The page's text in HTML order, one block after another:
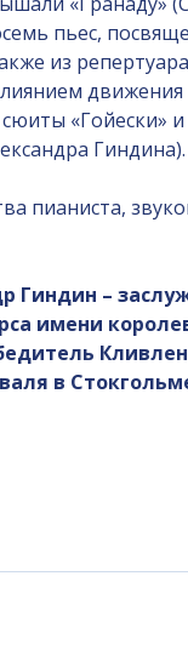
пьес,
из
«Гойески»
Гиндина).
пианиста,
Гиндин –
имени
в